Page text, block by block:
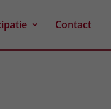
Contact